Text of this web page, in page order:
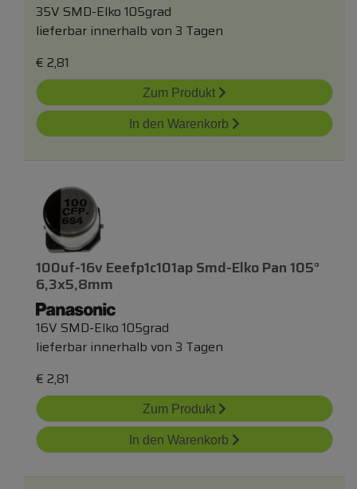
35V SMD-Elko 105grad
lieferbar innerhalb von 3 Tagen
€ 2,81
Zum Produkt
In den Warenkorb
100uf-16v Eeefp1c101ap Smd-Elko Pan 105°
6,3x5,8mm
16V SMD-Elko 105grad
lieferbar innerhalb von 3 Tagen
€ 2,81
Zum Produkt
In den Warenkorb